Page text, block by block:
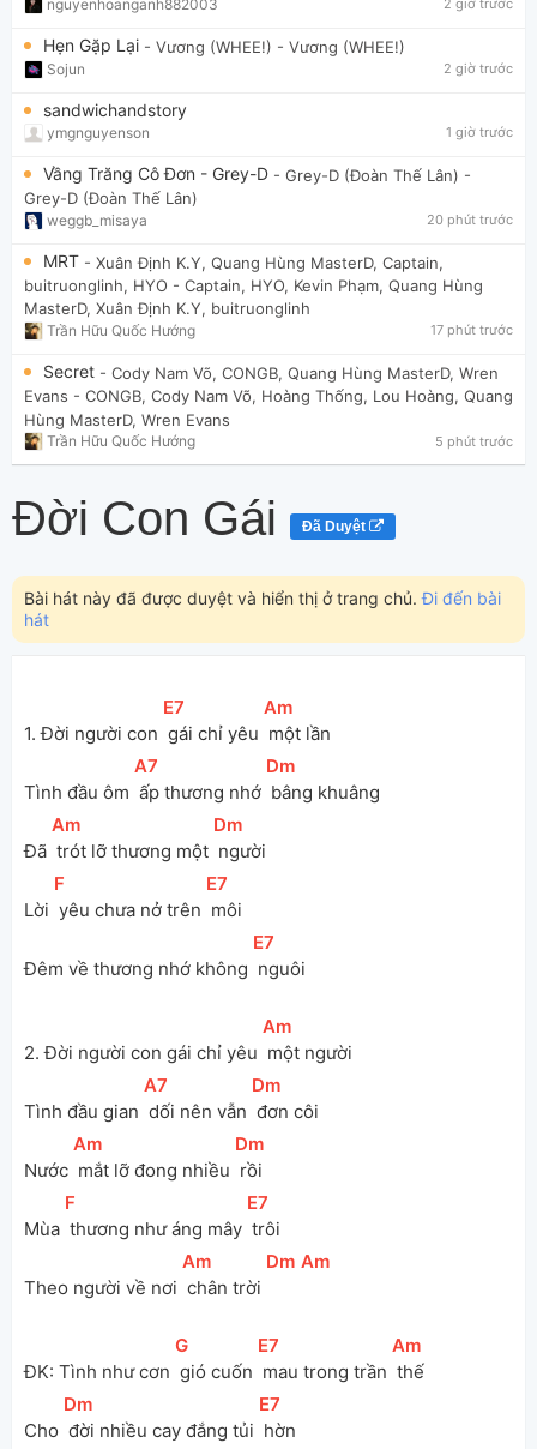
nguyenhoanganh882003 2 giờ trước
Hẹn Gặp Lại - Vương (WHEE!) - Vương (WHEE!)
Sojun 2 giờ trước
sandwichandstory
ymgnguyenson 1 giờ trước
Vầng Trăng Cô Đơn - Grey-D - Grey-D (Đoàn Thế Lân) -
Grey-D (Đoàn Thế Lân)
weggb_misaya 20 phút trước
MRT - Xuân Định K.Y, Quang Hùng MasterD, Captain,
buitruonglinh, HYO - Captain, HYO, Kevin Phạm, Quang Hùng
MasterD, Xuân Định K.Y, buitruonglinh
Trần Hữu Quốc Hướng 17 phút trước
Secret - Cody Nam Võ, CONGB, Quang Hùng MasterD, Wren
Evans - CONGB, Cody Nam Võ, Hoàng Thống, Lou Hoàng, Quang
Hùng MasterD, Wren Evans
Trần Hữu Quốc Hướng 5 phút trước
Đời Con Gái Đã Duyệt
Bài hát này đã được duyệt và hiển thị ở trang chủ.Đi đến bài
hát
1. Đời người con
[E7
gái chỉ yêu
[
Am
một lần
Tình đầu ôm
[
A7
ấp thương nhớ
[Dm
bâng khuâng
Đã
[
Am
trót lỡ thương một
[Dm
người
Lời
[F
yêu chưa nở trên
[E7
môi
Đêm về thương nhớ không
[E7
nguôi
2. Đời người con gái chỉ yêu
[
Am
một người
Tình đầu gian
[
A7
dối nên vẫn
[Dm
đơn côi
Nước
[
Am
mắt lỡ đong nhiều
[Dm
rồi
Mùa
[F
thương như áng mây
[E7
trôi
Theo người về nơi
[
Am
chân trời
[Dm ]
[
Am
ĐK: Tình như cơn
[
G
gió cuốn
[E7
mau trong trần
[
Am
thế
Cho
[Dm
đời nhiều cay đắng tủi
[E7
hờn